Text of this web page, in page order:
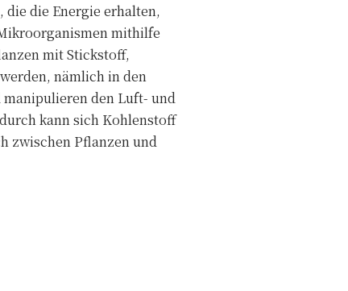
die Energie erhalten,
mithilfe
mit Stickstoff,
nämlich in den
den Luft- und
kann sich Kohlenstoff
zwischen Pflanzen und